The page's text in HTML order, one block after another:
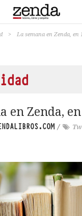
> La semana en Zenda, en
en Zenda,
/